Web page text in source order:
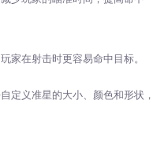
家在射击时更容易命中目标。
定义准星的大小、颜色和形状，